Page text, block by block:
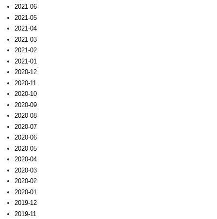
2021-06
2021-05
2021-04
2021-03
2021-02
2021-01
2020-12
2020-11
2020-10
2020-09
2020-08
2020-07
2020-06
2020-05
2020-04
2020-03
2020-02
2020-01
2019-12
2019-11